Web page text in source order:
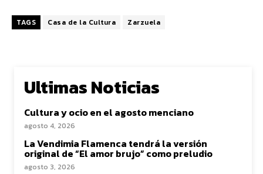
TAGS Casa de la Cultura Zarzuela
Ultimas Noticias
Cultura y ocio en el agosto menciano
agosto 4, 2026
La Vendimia Flamenca tendrá la versión
original de “El amor brujo” como preludio
agosto 3, 2026